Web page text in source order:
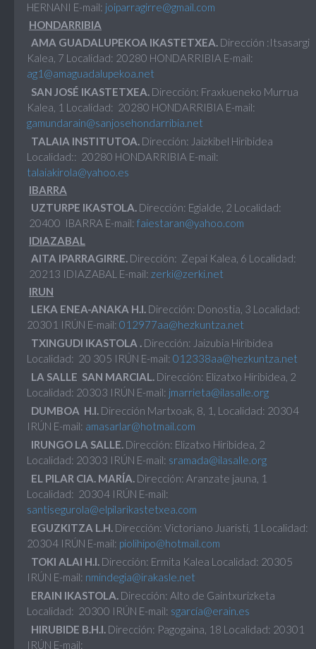
HERNANI E-mail: joiparragirre@gmail.com
HONDARRIBIA
AMA GUADALUPEKOA IKASTETXEA. Dirección :Itsasargi
Kalea, 7 Localidad: 20280 HONDARRIBIA E-mail:
ag1@amaguadalupekoa.net
SAN JOSÉ IKASTETXEA. Dirección: Fraxkueneko Murrua
Kalea, 1 Localidad: 20280 HONDARRIBIA E-mail:
gamundarain@sanjosehondarribia.net
TALAIA INSTITUTOA. Dirección: Jaizkibel Hiribidea
Localidad:: 20280 HONDARRIBIA E-mail:
talaiakirola@yahoo.es
IBARRA
UZTURPE IKASTOLA. Dirección: Egialde, 2 Localidad:
20400 IBARRA E-mail: faiestaran@yahoo.com
IDIAZABAL
AITA IPARRAGIRRE. Dirección: Zepai Kalea, 6 Localidad:
20213 IDIAZABAL E-mail: zerki@zerki.net
IRUN
LEKA ENEA-ANAKA H.I. Dirección: Donostia, 3 Localidad:
20301 IRÚN E-mail: 012977aa@hezkuntza.net
TXINGUDI IKASTOLA . Dirección: Jaizubia Hiribidea
Localidad: 20 305 IRÚN E-mail: 012338aa@hezkuntza.net
LA SALLE SAN MARCIAL. Dirección: Elizatxo Hiribidea, 2
Localidad: 20303 IRÚN E-mail: jmarrieta@ilasalle.org
DUMBOA H.I. Dirección Martxoak, 8, 1, Localidad: 20304
IRÚN E-mail: amasarlar@hotmail.com
IRUNGO LA SALLE. Dirección: Elizatxo Hiribidea, 2
Localidad: 20303 IRÚN E-mail: sramada@ilasalle.org
EL PILAR CIA. MARÍA. Dirección: Aranzate jauna, 1
Localidad: 20304 IRÚN E-mail:
santisegurola@elpilarikastetxea.com
EGUZKITZA L.H. Dirección: Victoriano Juaristi, 1 Localidad:
20304 IRÚN E-mail: piolihipo@hotmail.com
TOKI ALAI H.I. Dirección: Ermita Kalea Localidad: 20305
IRÚN E-mail: nmindegia@irakasle.net
ERAIN IKASTOLA. Dirección: Alto de Gaintxurizketa
Localidad: 20300 IRÚN E-mail: sgarcía@erain.es
HIRUBIDE B.H.I. Dirección: Pagogaina, 18 Localidad: 20301
IRÚN E-mail: